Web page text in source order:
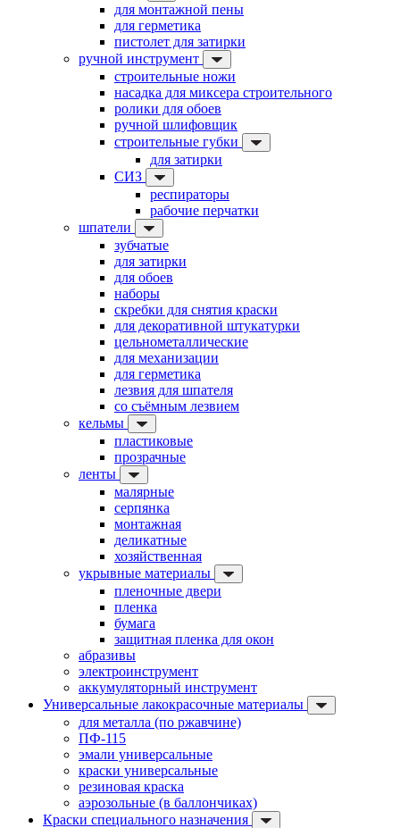
для монтажной пены
для герметика
пистолет для затирки
ручной инструмент
строительные ножи
насадка для миксера строительного
ролики для обоев
ручной шлифовщик
строительные губки
для затирки
СИЗ
респираторы
рабочие перчатки
шпатели
зубчатые
для затирки
для обоев
наборы
скребки для снятия краски
для декоративной штукатурки
цельнометаллические
для механизации
для герметика
лезвия для шпателя
со съёмным лезвием
кельмы
пластиковые
прозрачные
ленты
малярные
серпянка
монтажная
деликатные
хозяйственная
укрывные материалы
пленочные двери
пленка
бумага
защитная пленка для окон
абразивы
электроинструмент
аккумуляторный инструмент
Универсальные лакокрасочные материалы
для металла (по ржавчине)
ПФ-115
эмали универсальные
краски универсальные
резиновая краска
аэрозольные (в баллончиках)
Краски специального назначения